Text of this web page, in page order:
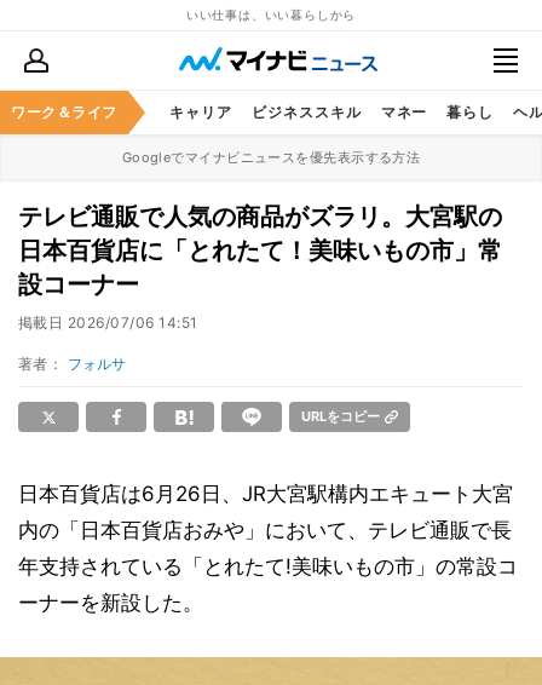
いい仕事は、いい暮らしから
ワーク＆ライフ キャリア ビジネススキル マネー 暮らし ヘ
Googleでマイナビニュースを優先表示する方法
テレビ通販で人気の商品がズラリ。大宮駅の
日本百貨店に「とれたて！美味いもの市」常
設コーナー
掲載日 2026/07/06 14:51
著者： フォルサ
URLをコピー
日本百貨店は6月26日、JR大宮駅構内エキュート大宮
内の「日本百貨店おみや」において、テレビ通販で長
年支持されている「とれたて!美味いもの市」の常設コ
ーナーを新設した。